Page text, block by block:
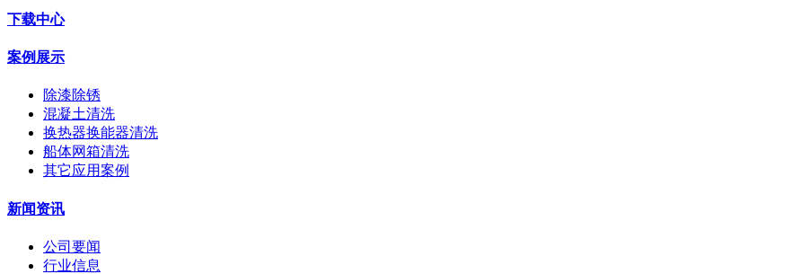
下载中心
案例展示
除漆除锈
混凝土清洗
换热器换能器清洗
船体网箱清洗
其它应用案例
新闻资讯
公司要闻
行业信息